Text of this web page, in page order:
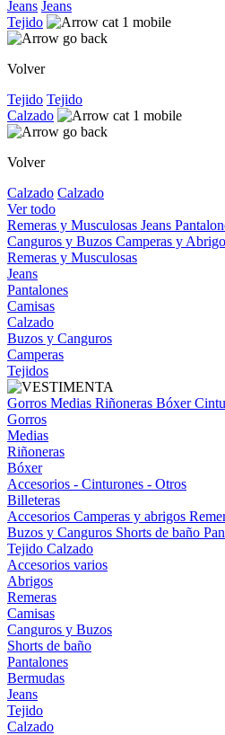
Jeans Jeans
Tejido
Volver
Tejido Tejido
Calzado
Volver
Calzado Calzado
Ver todo
Remeras y Musculosas Jeans
Canguros y Buzos Camperas y
Remeras y Musculosas
Jeans
Pantalones
Camisas
Calzado
Buzos y Canguros
Camperas
Tejidos
Gorros Medias Riñoneras Bóxer
Gorros
Medias
Riñoneras
Bóxer
Accesorios - Cinturones - Otros
Billeteras
Accesorios Camperas y abrigos
Buzos y Canguros Shorts de baño
Tejido Calzado
Accesorios varios
Abrigos
Remeras
Camisas
Canguros y Buzos
Shorts de baño
Pantalones
Bermudas
Jeans
Tejido
Calzado